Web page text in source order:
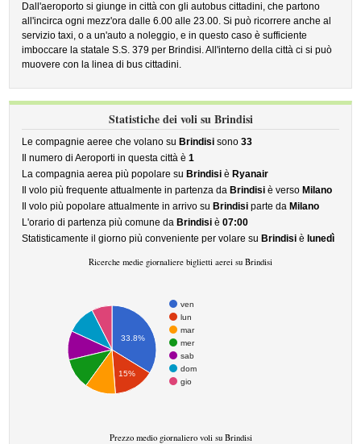
Dall'aeroporto si giunge in città con gli autobus cittadini, che partono
all'incirca ogni mezz'ora dalle 6.00 alle 23.00. Si può ricorrere anche al
servizio taxi, o a un'auto a noleggio, e in questo caso è sufficiente
imboccare la statale S.S. 379 per Brindisi. All'interno della città ci si può
muovere con la linea di bus cittadini.
Statistiche dei voli su Brindisi
Le compagnie aeree che volano su Brindisi sono33
Il numero di Aeroporti in questa città è1
La compagnia aerea più popolare su Brindisi è Ryanair
Il volo più frequente attualmente in partenza da Brindisi è verso Milano
Il volo più popolare attualmente in arrivo su Brindisi parte da Milano
L'orario di partenza più comune da Brindisi è07:00
Statisticamente il giorno più conveniente per volare su Brindisi è lunedì
Ricerche medie giornaliere biglietti aerei su Brindisi
ven
lun
mar
mer
sab
dom
gio
33.8%
15%
Prezzo medio giornaliero voli su Brindisi